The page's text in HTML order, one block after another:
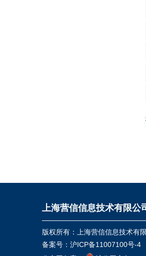
上海营信信息技术有限公
版权所有：上海营信信息技术有
备案号： 沪ICP备11007100号-4